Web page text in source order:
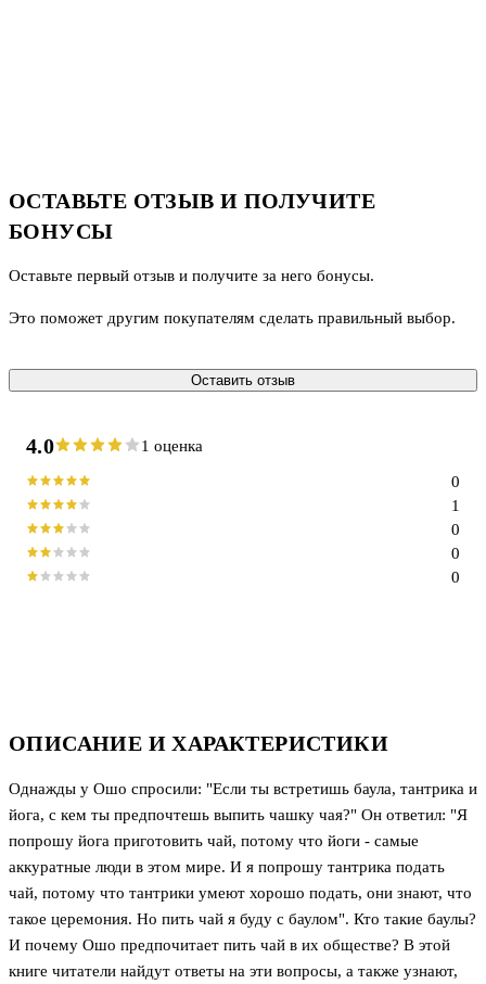
ОПИСАНИЕ И ХАРАКТЕРИСТИКИ
Однажды у Ошо спросили: "Если ты встретишь баула, тантрика и
йога, с кем ты предпочтешь выпить чашку чая?" Он ответил: "Я
попрошу йога приготовить чай, потому что йоги - самые
аккуратные люди в этом мире. И я попрошу тантрика подать
чай, потому что тантрики умеют хорошо подать, они знают, что
такое церемония. Но пить чай я буду с баулом". Кто такие баулы?
И почему Ошо предпочитает пить чай в их обществе? В этой
книге читатели найдут ответы на эти вопросы, а также узнают,
ОСТАВЬТЕ ОТЗЫВ И ПОЛУЧИТЕ
БОНУСЫ
Оставьте первый отзыв и получите за него бонусы.
Это поможет другим покупателям сделать правильный выбор.
Оставить отзыв
4.0 1 оценка
0
0
0
1
0